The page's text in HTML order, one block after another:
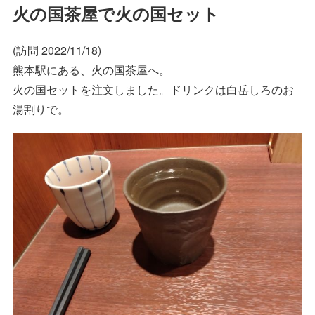
火の国茶屋で火の国セット
(訪問 2022/11/18)
熊本駅にある、火の国茶屋へ。
火の国セットを注文しました。ドリンクは白岳しろのお
湯割りで。